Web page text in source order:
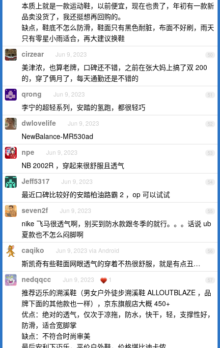
本质上就是一款运动鞋，以前便宜，现在也贵了，年初有一款新
品卖没货了，我还挺想再回购的。
缺点，鞋底不怎么防滑，鞋面只有黑色耐脏，布面不好刷，雨天
只有零星小雨适合，再大建议换鞋
50
cirzear Jun 9, 2023
美津浓，也算老牌，口碑还不错，之前在张大妈上搞了双 200
的，穿了俩月了，每天通勤还是不错的
51
qrong Jun 9, 2023
李宁的超轻系列，安踏的氢跑，都很轻巧
52
dwlovelife Jun 9, 2023
NewBalance-MR530ad
53
npe Jun 9, 2023
NB 2002R ，穿起来很舒服且透气
54
Jeff5317 Jun 9, 2023
最近口碑比较好的安踏柏油路霸 2 ，op 可以试试
55
seven2f Jun 9, 2023
nike 飞马很透气啊，别买到防水款跟冬季的就行。。。话说 ub
夏款也不怎么闷脚啊
56
caqiko Jun 9, 2023 via Android
斯凯奇有些鞋面网眼透气的穿着不热很舒服，就是有点丑…
57
nedqqcc Jun 9, 2023 1
推荐迈乐的溯溪鞋（男女户外徒步溯溪鞋 ALLOUTBLAZE ，品
牌下面的其他款也一样），京东旗舰店大概 450+
优点：绝对的透气，仅次于凉拖，防水，快干，轻，支撑性好，
防滑，适合宽脚掌
缺点：不符合时尚审美